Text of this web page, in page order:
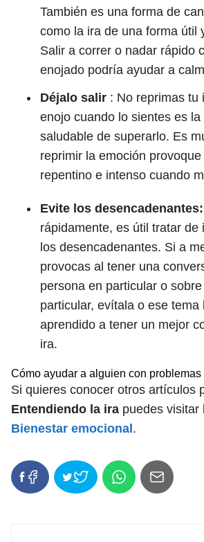
También es una forma de
como la ira de una forma útil
Salir a correr o nadar rápido
enojado podría ayudar a
Déjalo salir : No reprimas tu
enojo cuando lo sientes es
saludable de superarlo. Es
reprimir la emoción
repentino e intenso cuando
Evite los desencadenantes:
rápidamente, es útil tratar de
los desencadenantes. Si a
provocas al tener una
persona en particular o
particular, evítala o ese tema
aprendido a tener un mejor
ira.
Cómo ayudar a alguien con problemas
Si quieres conocer otros artículos
Entendiendo la ira puedes visitar
Bienestar emocional .